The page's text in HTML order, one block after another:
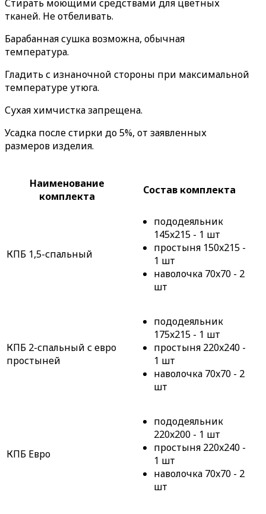
Стирать моющими средствами для цветных
тканей. Не отбеливать.
Барабанная сушка возможна, обычная
температура.
Гладить с изнаночной стороны при максимальной
температуре утюга.
Сухая химчистка запрещена.
Усадка после стирки до 5%, от заявленных
размеров изделия.
Наименование
комплекта
Состав комплекта
КПБ 1,5-спальный
пододеяльник
145x215 - 1 шт
простыня 150x215 -
1 шт
наволочка 70x70 - 2
шт
КПБ 2-спальный с евро
простыней
пододеяльник
175x215 - 1 шт
простыня 220x240 -
1 шт
наволочка 70x70 - 2
шт
КПБ Евро
пододеяльник
220x200 - 1 шт
простыня 220x240 -
1 шт
наволочка 70x70 - 2
шт